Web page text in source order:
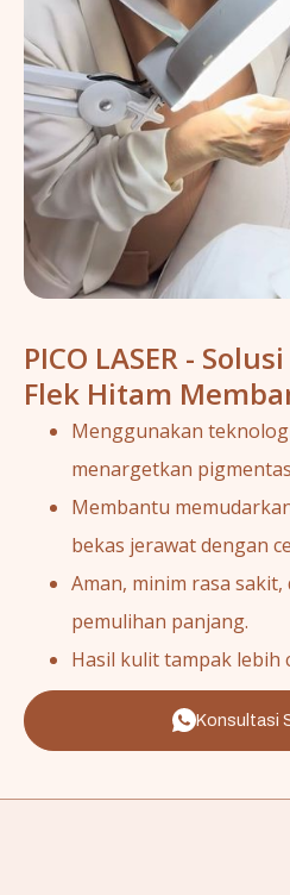
PICO LASER -
Flek Hitam
Menggunakan
menargetkan
Membantu
bekas jerawat dengan
Aman, minim rasa
pemulihan panjang.
Hasil kulit tampak lebih
Konsultasi